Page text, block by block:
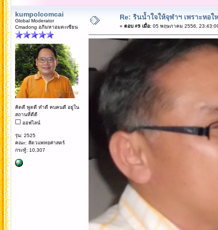
kumpolcomcai
Global Moderator
Cmadong อภิมหาอมตะเซียน
คิดดี พูดดี ทำดี คบคนดี อยู่ใน
สถานที่ดีดี
ออฟไลน์
รุ่น: 2525
คณะ: สัตวแพทยศาสตร์
กระทู้: 10,307
Re: รินน้ำใจให้จุฬาฯ เพราะหอใ
« ตอบ #9 เมื่อ:05 พฤษภาคม 2556,